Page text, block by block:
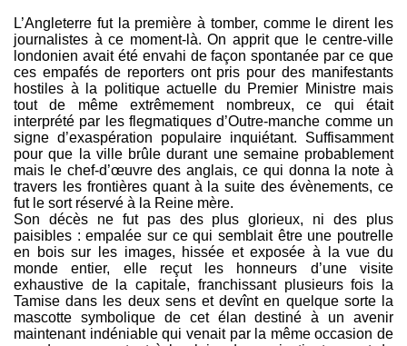
L’Angleterre fut la première à tomber, comme le dirent les
journalistes à ce moment-là. On apprit que le centre-ville
londonien avait été envahi de façon spontanée par ce que
ces empafés de reporters ont pris pour des manifestants
hostiles à la politique actuelle du Premier Ministre mais
tout de même extrêmement nombreux, ce qui était
interprété par les flegmatiques d’Outre-manche comme un
signe d’exaspération populaire inquiétant. Suffisamment
pour que la ville brûle durant une semaine probablement
mais le chef-d’œuvre des anglais, ce qui donna la note à
travers les frontières quant à la suite des évènements, ce
fut le sort réservé à la Reine mère.
Son décès ne fut pas des plus glorieux, ni des plus
paisibles : empalée sur ce qui semblait être une poutrelle
en bois sur les images, hissée et exposée à la vue du
monde entier, elle reçut les honneurs d’une visite
exhaustive de la capitale, franchissant plusieurs fois la
Tamise dans les deux sens et devînt en quelque sorte la
mascotte symbolique de cet élan destiné à un avenir
maintenant indéniable qui venait par la même occasion de